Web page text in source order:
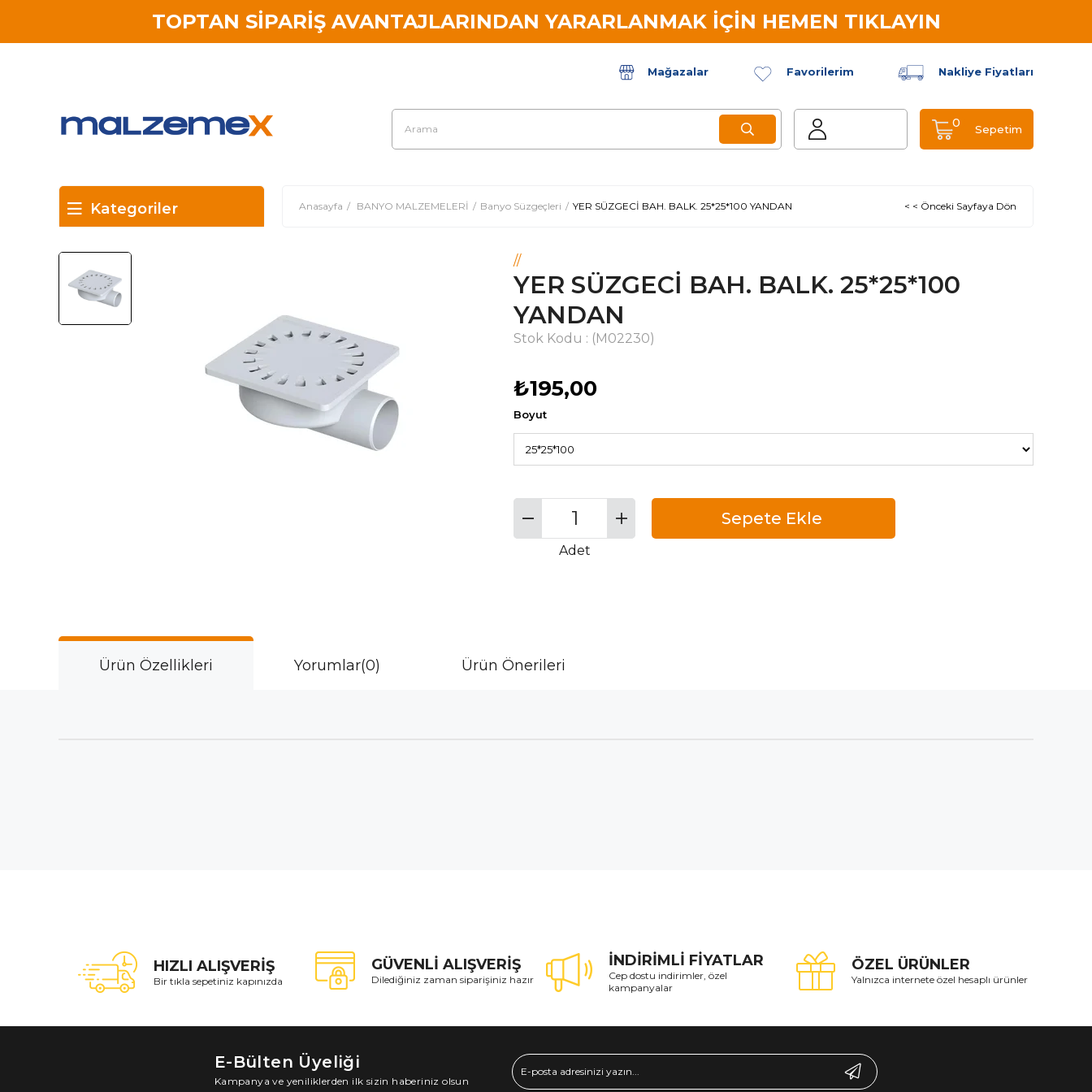
TOPTAN SİPARİŞ AVANTAJLARINDAN YARARLANMAK İÇİN HEMEN TIKLAYIN
Mağazalar Favorilerim Nakliye Fiyatları
Sepetim
0
Kategoriler Anasayfa BANYO MALZEMELERİ Banyo Süzgeçleri YER SÜZGECİ BAH. BALK. 25*25*100 YANDAN < < Önceki Sayfaya Dön
//
YER SÜZGECİ BAH. BALK. 25*25*100
YANDAN
Stok Kodu (M02230)
₺195,00
Boyut
Adet
Ürün Özellikleri Yorumlar(0) Ürün Önerileri
HIZLI ALIŞVERİŞ
Bir tıkla sepetiniz kapınızda
GÜVENLİ ALIŞVERİŞ
Dilediğiniz zaman siparişiniz hazır
İNDİRİMLİ FİYATLAR
Cep dostu indirimler, özel
kampanyalar
ÖZEL ÜRÜNLER
Yalnızca internete özel hesaplı ürünler
E-Bülten Üyeliği
Kampanya ve yeniliklerden ilk sizin haberiniz olsun